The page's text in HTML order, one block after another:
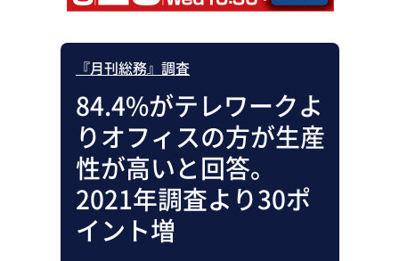
『月刊総務』調査
84.4%がテレワークよ
りオフィスの方が生産
性が高いと回答。
2021年調査より30ポ
イント増